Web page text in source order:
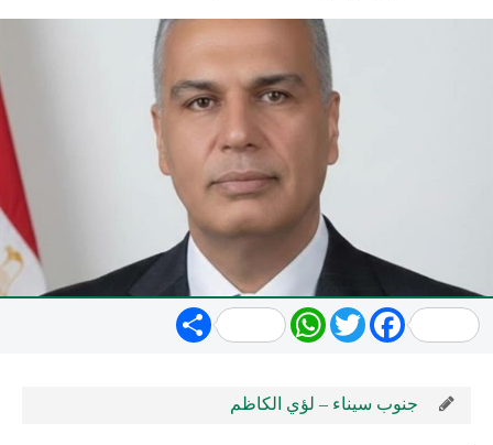
Share WhatsApp
TwitterFacebook
جنوب سيناء – لؤي الكاظم